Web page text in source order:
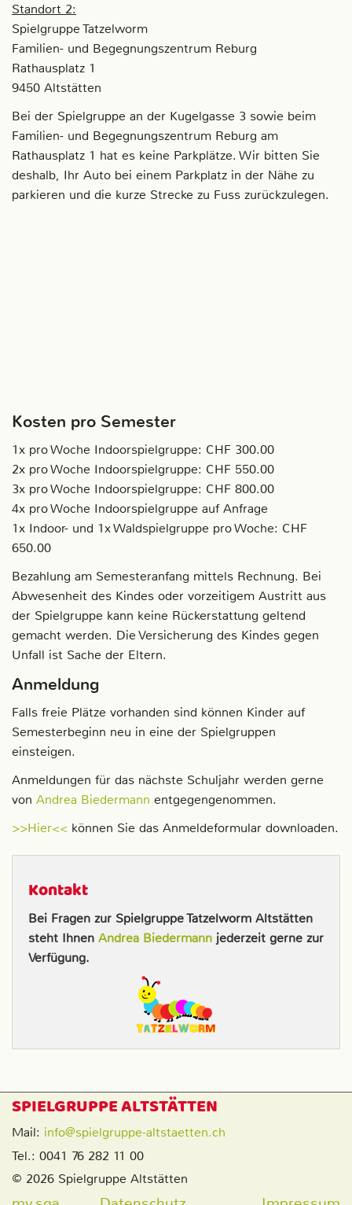
Standort 2:
Spielgruppe Tatzelworm
Familien- und Begegnungszentrum Reburg
Rathausplatz 1
9450 Altstätten
Bei der Spielgruppe an der Kugelgasse 3 sowie beim
Familien- und Begegnungszentrum Reburg am
Rathausplatz 1 hat es keine Parkplätze. Wir bitten Sie
deshalb, Ihr Auto bei einem Parkplatz in der Nähe zu
parkieren und die kurze Strecke zu Fuss zurückzulegen.
Kosten pro Semester
1x pro Woche Indoorspielgruppe: CHF 300.00
2x pro Woche Indoorspielgruppe: CHF 550.00
3x pro Woche Indoorspielgruppe: CHF 800.00
4x pro Woche Indoorspielgruppe auf Anfrage
1x Indoor- und 1x Waldspielgruppe pro Woche: CHF
650.00
Bezahlung am Semesteranfang mittels Rechnung. Bei
Abwesenheit des Kindes oder vorzeitigem Austritt aus
der Spielgruppe kann keine Rückerstattung geltend
gemacht werden. Die Versicherung des Kindes gegen
Unfall ist Sache der Eltern.
Anmeldung
Falls freie Plätze vorhanden sind können Kinder auf
Semesterbeginn neu in eine der Spielgruppen
einsteigen.
Anmeldungen für das nächste Schuljahr werden gerne
von Andrea Biedermann entgegengenommen.
>>Hier<< können Sie das Anmeldeformular downloaden.
Kontakt
Bei Fragen zur Spielgruppe Tatzelworm Altstätten
steht Ihnen Andrea Biedermann jederzeit gerne zur
Verfügung.
SPIELGRUPPE ALTSTÄTTEN
Mail: info@spielgruppe-altstaetten.ch
Tel.: 0041 76 282 11 00
© 2026 Spielgruppe Altstätten